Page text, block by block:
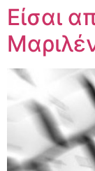
Είσαι